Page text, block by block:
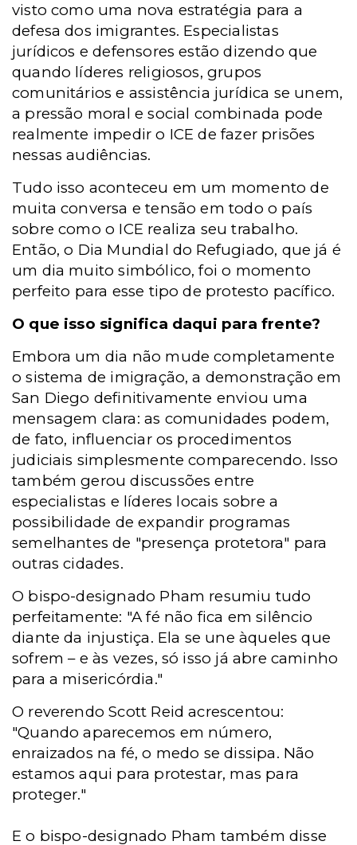
visto como uma nova estratégia para a
defesa dos imigrantes. Especialistas
jurídicos e defensores estão dizendo que
quando líderes religiosos, grupos
comunitários e assistência jurídica se unem,
a pressão moral e social combinada pode
realmente impedir o ICE de fazer prisões
nessas audiências.
Tudo isso aconteceu em um momento de
muita conversa e tensão em todo o país
sobre como o ICE realiza seu trabalho.
Então, o Dia Mundial do Refugiado, que já é
um dia muito simbólico, foi o momento
perfeito para esse tipo de protesto pacífico.
O que isso significa daqui para frente?
Embora um dia não mude completamente
o sistema de imigração, a demonstração em
San Diego definitivamente enviou uma
mensagem clara: as comunidades podem,
de fato, influenciar os procedimentos
judiciais simplesmente comparecendo. Isso
também gerou discussões entre
especialistas e líderes locais sobre a
possibilidade de expandir programas
semelhantes de "presença protetora" para
outras cidades.
O bispo-designado Pham resumiu tudo
perfeitamente: "A fé não fica em silêncio
diante da injustiça. Ela se une àqueles que
sofrem – e às vezes, só isso já abre caminho
para a misericórdia."
O reverendo Scott Reid acrescentou:
"Quando aparecemos em número,
enraizados na fé, o medo se dissipa. Não
estamos aqui para protestar, mas para
proteger."
E o bispo-designado Pham também disse